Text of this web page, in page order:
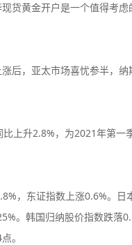
货黄金开户是一个值得考
后，亚太市场喜忧参半，
上升2.8%，为2021年第一
，东证指数上涨0.6%。日
。韩国归纳股价指数跌落
。
平台
：8.52
ASIC投资资讯
监管中
监管中